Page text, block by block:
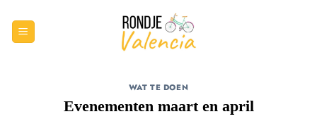
naar
inhoud
WAT TE DOEN
Evenementen maart en april